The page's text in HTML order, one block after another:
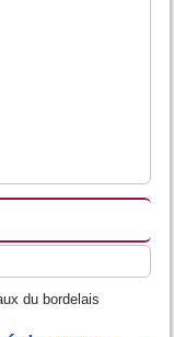
du bordelais